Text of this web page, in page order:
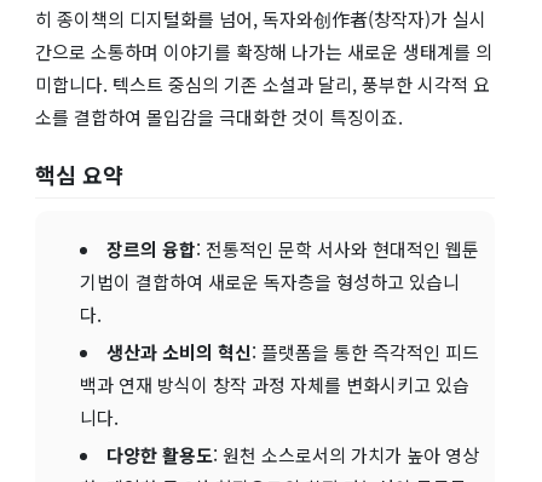
히 종이책의 디지털화를 넘어, 독자와创作者(창작자)가 실시
간으로 소통하며 이야기를 확장해 나가는 새로운 생태계를 의
미합니다. 텍스트 중심의 기존 소설과 달리, 풍부한 시각적 요
소를 결합하여 몰입감을 극대화한 것이 특징이죠.
핵심 요약
장르의 융합: 전통적인 문학 서사와 현대적인 웹툰
기법이 결합하여 새로운 독자층을 형성하고 있습니
다.
생산과 소비의 혁신: 플랫폼을 통한 즉각적인 피드
백과 연재 방식이 창작 과정 자체를 변화시키고 있습
니다.
다양한 활용도: 원천 소스로서의 가치가 높아 영상